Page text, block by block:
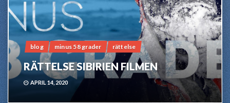
blog minus 58 grader rättelse
RÄTTELSE SIBIRIEN FILMEN
APRIL 14, 2020